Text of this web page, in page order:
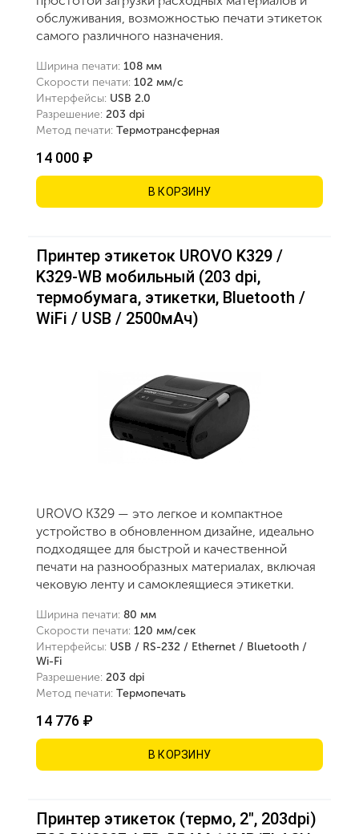
обслуживания, возможностью печати этикеток
самого различного назначения.
Ширина печати: 108 мм
Скорости печати: 102 мм/с
Интерфейсы: USB 2.0
Разрешение: 203 dpi
Метод печати: Термотрансферная
14 000 ₽
В КОРЗИНУ
Принтер этикеток UROVO K329 /
K329-WB мобильный (203 dpi,
термобумага, этикетки, Bluetooth /
WiFi / USB / 2500мАч)
UROVO K329 — это легкое и компактное
устройство в обновленном дизайне, идеально
подходящее для быстрой и качественной
печати на разнообразных материалах, включая
чековую ленту и самоклеящиеся этикетки.
Ширина печати: 80 мм
Скорости печати: 120 мм/сек
Интерфейсы: USB / RS-232 / Ethernet / Bluetooth /
Wi-Fi
Разрешение: 203 dpi
Метод печати: Термопечать
14 776 ₽
В КОРЗИНУ
Принтер этикеток (термо, 2", 203dpi)